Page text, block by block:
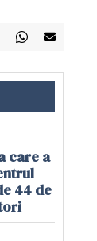
care a
44 de